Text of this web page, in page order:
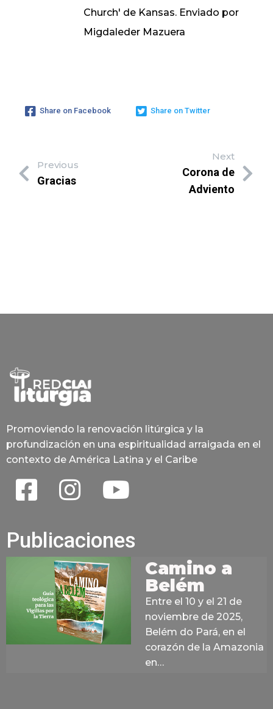
Church' de Kansas. Enviado por
Migdaleder Mazuera
Share on Facebook Share on Twitter
Previous
Gracias
Next
Corona de
Adviento
Promoviendo la renovación litúrgica y la
profundización en una espiritualidad arraigada en el
contexto de América Latina y el Caribe
Publicaciones
Camino a
Belém
Entre el 10 y el 21 de
noviembre de 2025,
Belém do Pará, en el
corazón de la Amazonia
en…